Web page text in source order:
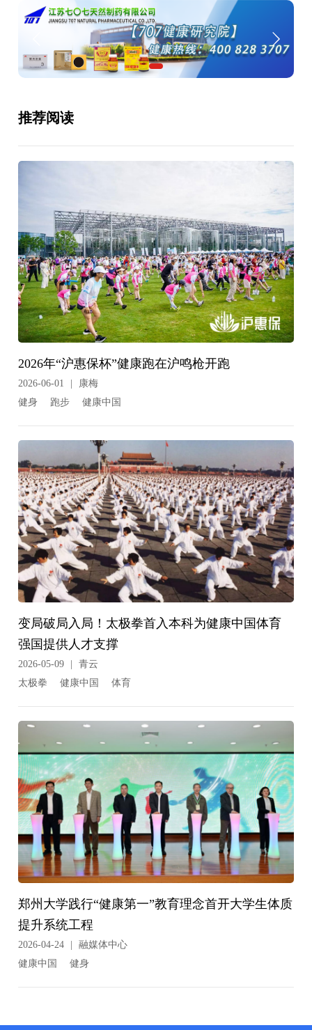
推荐阅读
2026年“沪惠保杯”健康跑在沪鸣枪开跑
2026-06-01
康梅
健身
跑步 健康中国
变局破局入局！太极拳首入本科为健康中国体育
强国提供人才支撑
2026-05-09 |
青云
太极拳
健康中国 体育
郑州大学践行“健康第一”教育理念首开大学生体质
提升系统工程
2026-04-24 |
融媒体中心
健康中国
健身